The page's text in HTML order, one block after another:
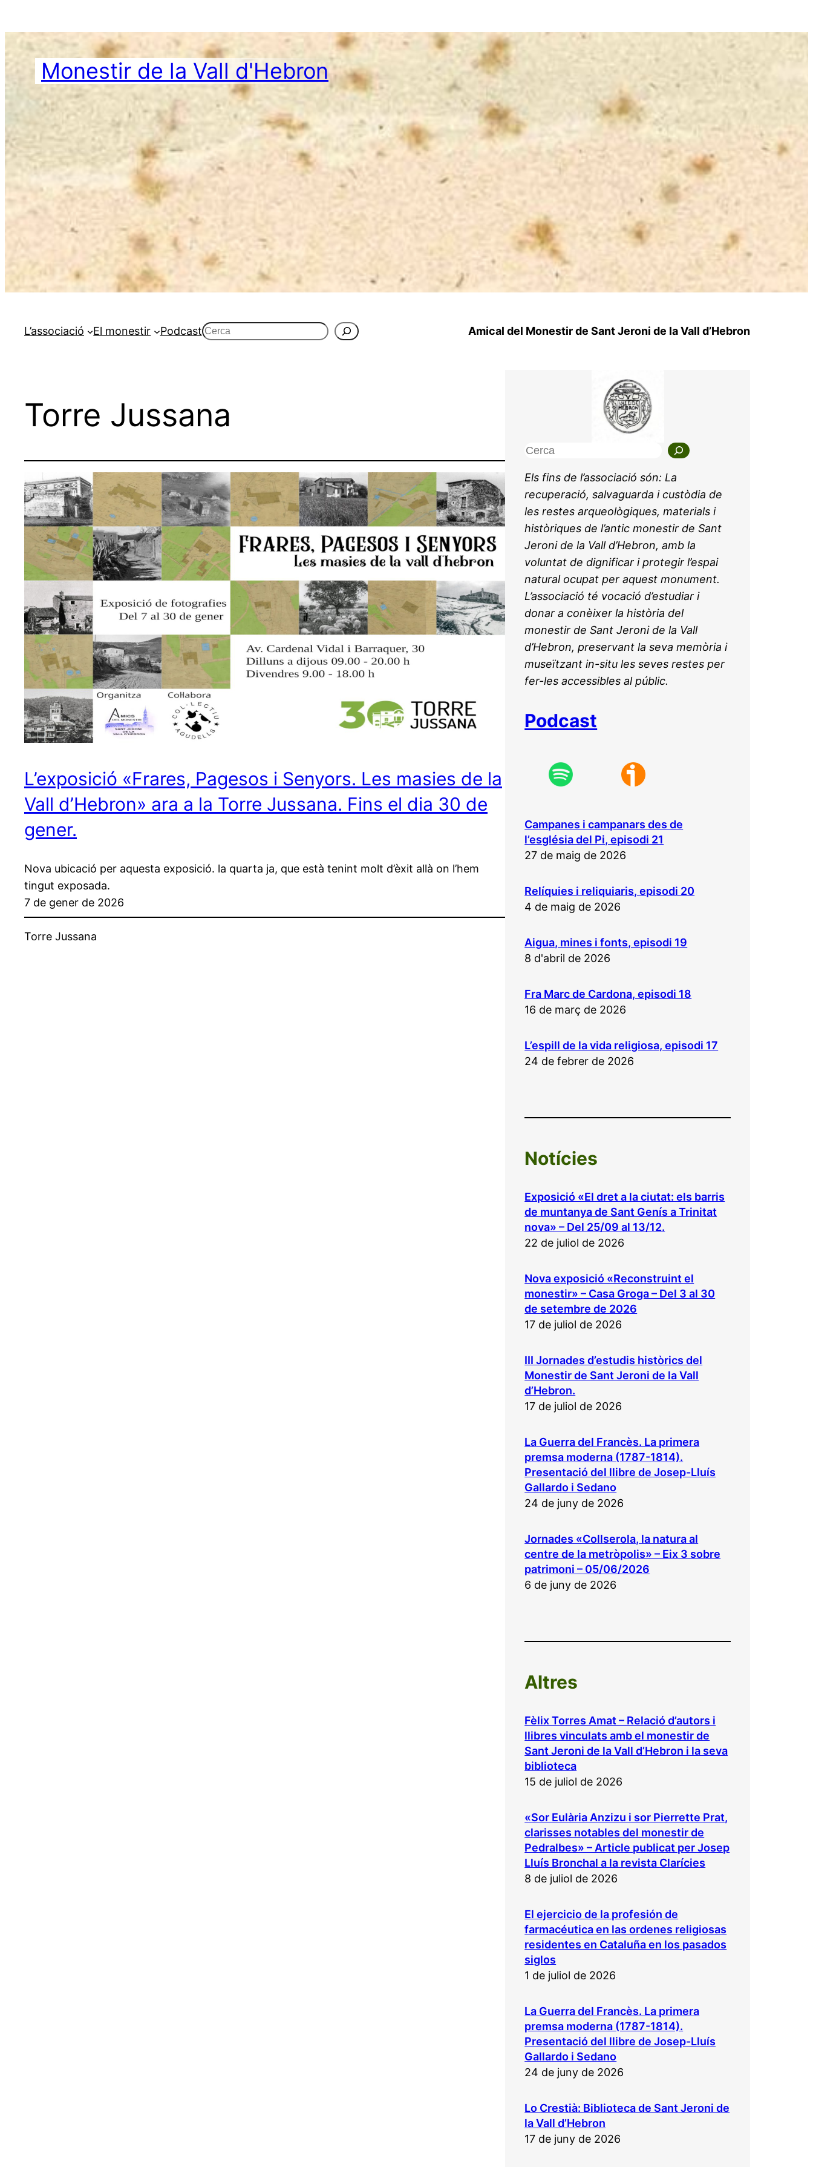
al
contingut
Monestir de la Vall d'Hebron
L’associació El monestir PodcastCerca Amical del Monestir de Sant Jeroni de la Vall d’Hebron
Torre Jussana
L’exposició «Frares, Pagesos i Senyors. Les masies de la
Vall d’Hebron» ara a la Torre Jussana. Fins el dia 30 de
gener.
Nova ubicació per aquesta exposició. la quarta ja, que està tenint molt d’èxit allà on l’hem
tingut exposada.
7 de gener de 2026
Torre Jussana
C
r
c
a
Els fins de l’associació són: La
recuperació, salvaguarda i custòdia de
les restes arqueològiques, materials i
històriques de l’antic monestir de Sant
Jeroni de la Vall d’Hebron, amb la
voluntat de dignificar i protegir l’espai
natural ocupat per aquest monument.
L’associació té vocació d’estudiar i
donar a conèixer la història del
monestir de Sant Jeroni de la Vall
d’Hebron, preservant la seva memòria i
museïtzant in-situ les seves restes per
fer-les accessibles al públic.
Podcast
Campanes i campanars des de
l’església del Pi, episodi 21
27 de maig de 2026
Relíquies i reliquiaris, episodi 20
4 de maig de 2026
Aigua, mines i fonts, episodi 19
8 d'abril de 2026
Fra Marc de Cardona, episodi 18
16 de març de 2026
L’espill de la vida religiosa, episodi 17
24 de febrer de 2026
Notícies
Exposició «El dret a la ciutat: els barris
de muntanya de Sant Genís a Trinitat
nova» – Del 25/09 al 13/12.
22 de juliol de 2026
Nova exposició «Reconstruint el
monestir» – Casa Groga – Del 3 al 30
de setembre de 2026
17 de juliol de 2026
III Jornades d’estudis històrics del
Monestir de Sant Jeroni de la Vall
d’Hebron.
17 de juliol de 2026
La Guerra del Francès. La primera
premsa moderna (1787-1814).
Presentació del llibre de Josep-Lluís
Gallardo i Sedano
24 de juny de 2026
Jornades «Collserola, la natura al
centre de la metròpolis» – Eix 3 sobre
patrimoni – 05/06/2026
6 de juny de 2026
Altres
Fèlix Torres Amat – Relació d’autors i
llibres vinculats amb el monestir de
Sant Jeroni de la Vall d’Hebron i la seva
biblioteca
15 de juliol de 2026
«Sor Eulària Anzizu i sor Pierrette Prat,
clarisses notables del monestir de
Pedralbes» – Article publicat per Josep
Lluís Bronchal a la revista Clarícies
8 de juliol de 2026
El ejercicio de la profesión de
farmacéutica en las ordenes religiosas
residentes en Cataluña en los pasados
siglos
1 de juliol de 2026
La Guerra del Francès. La primera
premsa moderna (1787-1814).
Presentació del llibre de Josep-Lluís
Gallardo i Sedano
24 de juny de 2026
Lo Crestià: Biblioteca de Sant Jeroni de
la Vall d’Hebron
17 de juny de 2026